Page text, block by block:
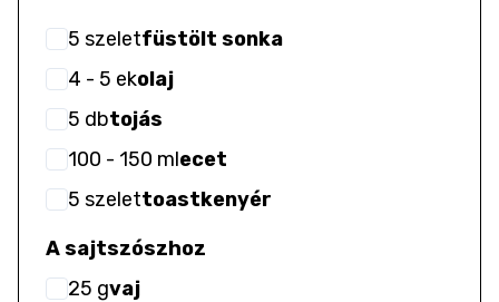
5 szeletfüstölt sonka
4 - 5 ekolaj
5 dbtojás
100 - 150 mlecet
5 szelettoastkenyér
A sajtszószhoz
25 gvaj